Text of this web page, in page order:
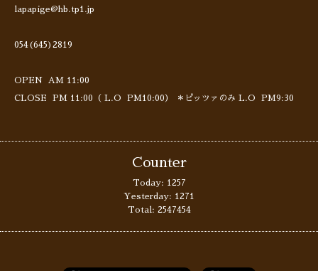
lapapige@hb.tp1.jp
054(645)2819
OPEN AM 11:00
CLOSE PM 11:00（ L.O PM10:00） ＊ピッツァのみ L.O PM9:30
Counter
Today: 1257
Yesterday: 1271
Total: 2547454